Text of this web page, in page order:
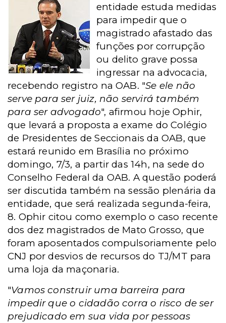
entidade estuda medidas
para impedir que o
magistrado afastado das
funções por corrupção
ou delito grave possa
ingressar na advocacia,
recebendo registro na OAB. "Se ele não
serve para ser juiz, não servirá também
para ser advogado", afirmou hoje Ophir,
que levará a proposta a exame do Colégio
de Presidentes de Seccionais da OAB, que
estará reunido em Brasília no próximo
domingo, 7/3, a partir das 14h, na sede do
Conselho Federal da OAB. A questão poderá
ser discutida também na sessão plenária da
entidade, que será realizada segunda-feira,
8. Ophir citou como exemplo o caso recente
dos dez magistrados de Mato Grosso, que
foram aposentados compulsoriamente pelo
CNJ por desvios de recursos do TJ/MT para
uma loja da maçonaria.
"Vamos construir uma barreira para
impedir que o cidadão corra o risco de ser
prejudicado em sua vida por pessoas